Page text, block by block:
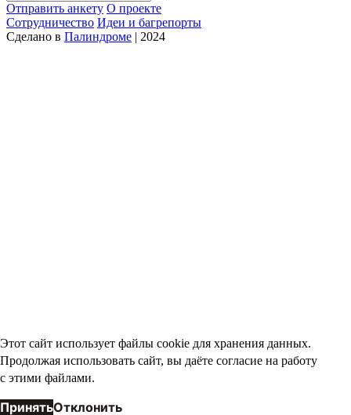
Этот сайт использует файлы cookie для хранения данных.
Продолжая использовать сайт, вы даёте согласие на работу
с этими файлами.
ПринятьОтклонить
Отправить анкету О проекте
Сотрудничество Идеи и багрепорты
Сделано в Палиндроме | 2024